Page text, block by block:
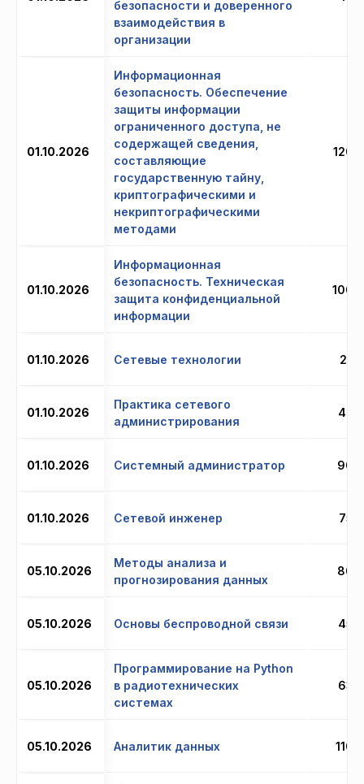
безопасности и доверенного
взаимодействия в
организации
01.10.2026
Информационная
безопасность. Обеспечение
защиты информации
ограниченного доступа, не
содержащей сведения,
составляющие
государственную тайну,
криптографическими и
некриптографическими
методами
120
01.10.2026
Информационная
безопасность. Техническая
защита конфиденциальной
информации
100
01.10.2026 Сетевые технологии 22
01.10.2026
Практика сетевого
администрирования
48
01.10.2026 Системный администратор 90
01.10.2026 Сетевой инженер 75
05.10.2026
Методы анализа и
прогнозирования данных
86
05.10.2026 Основы беспроводной связи 45
05.10.2026
Программирование на Python
в радиотехнических
системах
63
05.10.2026 Аналитик данных 110